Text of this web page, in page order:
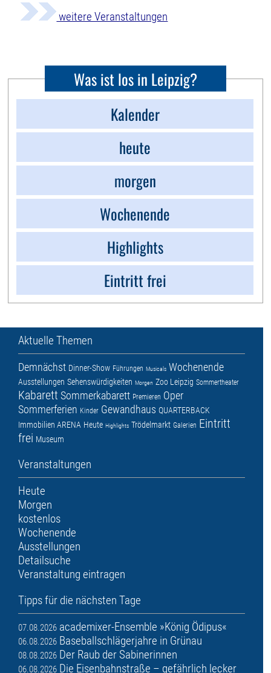
weitere Veranstaltungen
Was ist los in Leipzig?
Kalender
heute
morgen
Wochenende
Highlights
Eintritt frei
Aktuelle Themen
Demnächst Dinner-Show Führungen Musicals Wochenende
Ausstellungen Sehenswürdigkeiten Morgen Zoo Leipzig Sommertheater
Kabarett Sommerkabarett Premieren Oper
Sommerferien Kinder Gewandhaus QUARTERBACK
Immobilien ARENA Heute Highlights Trödelmarkt Galerien Eintritt
frei Museum
Veranstaltungen
Heute
Morgen
kostenlos
Wochenende
Ausstellungen
Detailsuche
Veranstaltung eintragen
Tipps für die nächsten Tage
07.08.2026 academixer-Ensemble »König Ödipus«
06.08.2026 Baseballschlägerjahre in Grünau
08.08.2026 Der Raub der Sabinerinnen
06.08.2026 Die Eisenbahnstraße – gefährlich lecker